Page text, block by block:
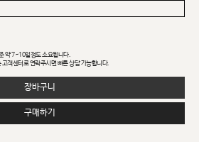
약 7~10일정도 소요됩니다.
객센터로 연락주시면 빠른 상담 가능합니다.
장바구니
구매하기